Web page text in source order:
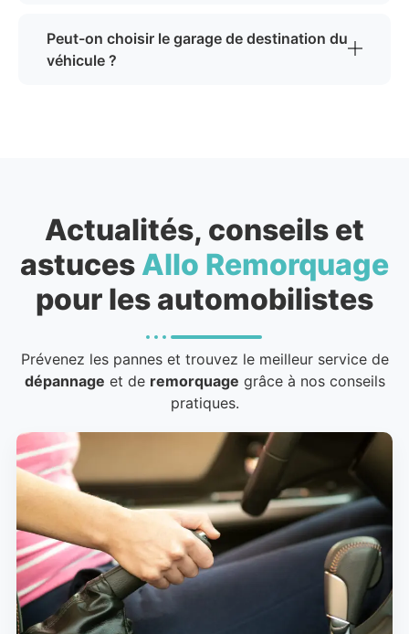
Peut-on choisir le garage de destination du
véhicule ?
Actualités, conseils et
astuces Allo Remorquage
pour les automobilistes
Prévenez les pannes et trouvez le meilleur service de
dépannage et de remorquage grâce à nos conseils
pratiques.